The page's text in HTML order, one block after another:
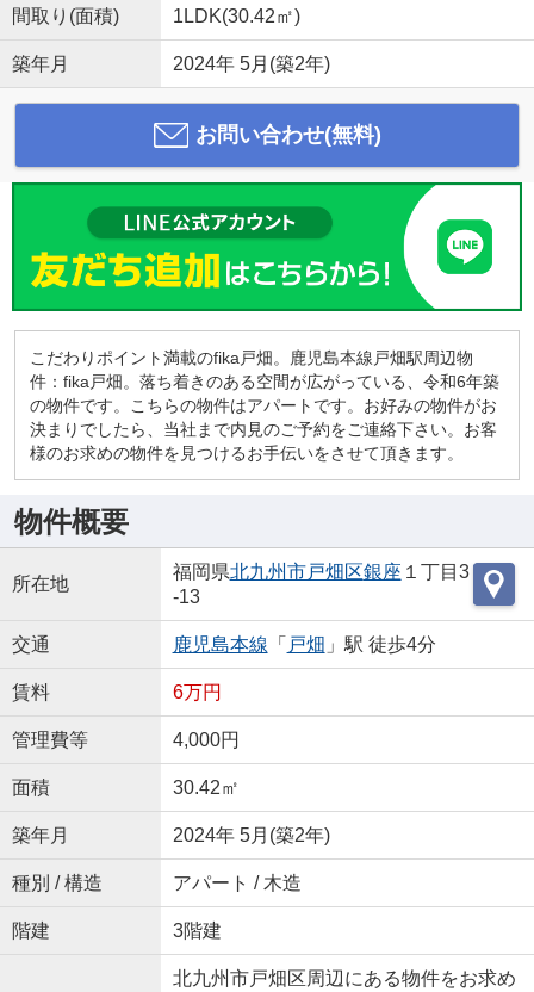
間取り(面積) 1LDK(30.42㎡)
築年月 2024年 5月(築2年)
お問い合わせ(無料)
こだわりポイント満載のfika戸畑。鹿児島本線戸畑駅周辺物
件：fika戸畑。落ち着きのある空間が広がっている、令和6年築
の物件です。こちらの物件はアパートです。お好みの物件がお
決まりでしたら、当社まで内見のご予約をご連絡下さい。お客
様のお求めの物件を見つけるお手伝いをさせて頂きます。
物件概要
所在地
福岡県北九州市戸畑区銀座 １丁目3
-13
交通 鹿児島本線 「 戸畑 」駅 徒歩4分
賃料 6万円
管理費等 4,000円
面積 30.42㎡
築年月 2024年 5月(築2年)
種別 / 構造 アパート / 木造
階建 3階建
北九州市戸畑区周辺にある物件をお求め